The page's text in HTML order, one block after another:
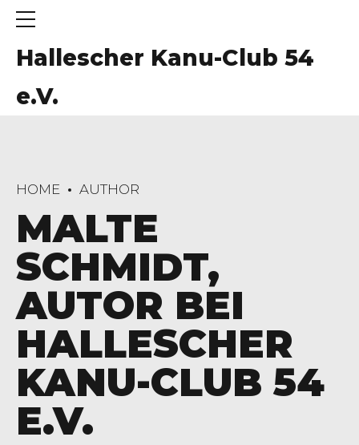
Hallescher Kanu-Club 54
e.V.
HOME AUTHOR
MALTE
SCHMIDT,
AUTOR BEI
HALLESCHER
KANU-CLUB 54
E.V.